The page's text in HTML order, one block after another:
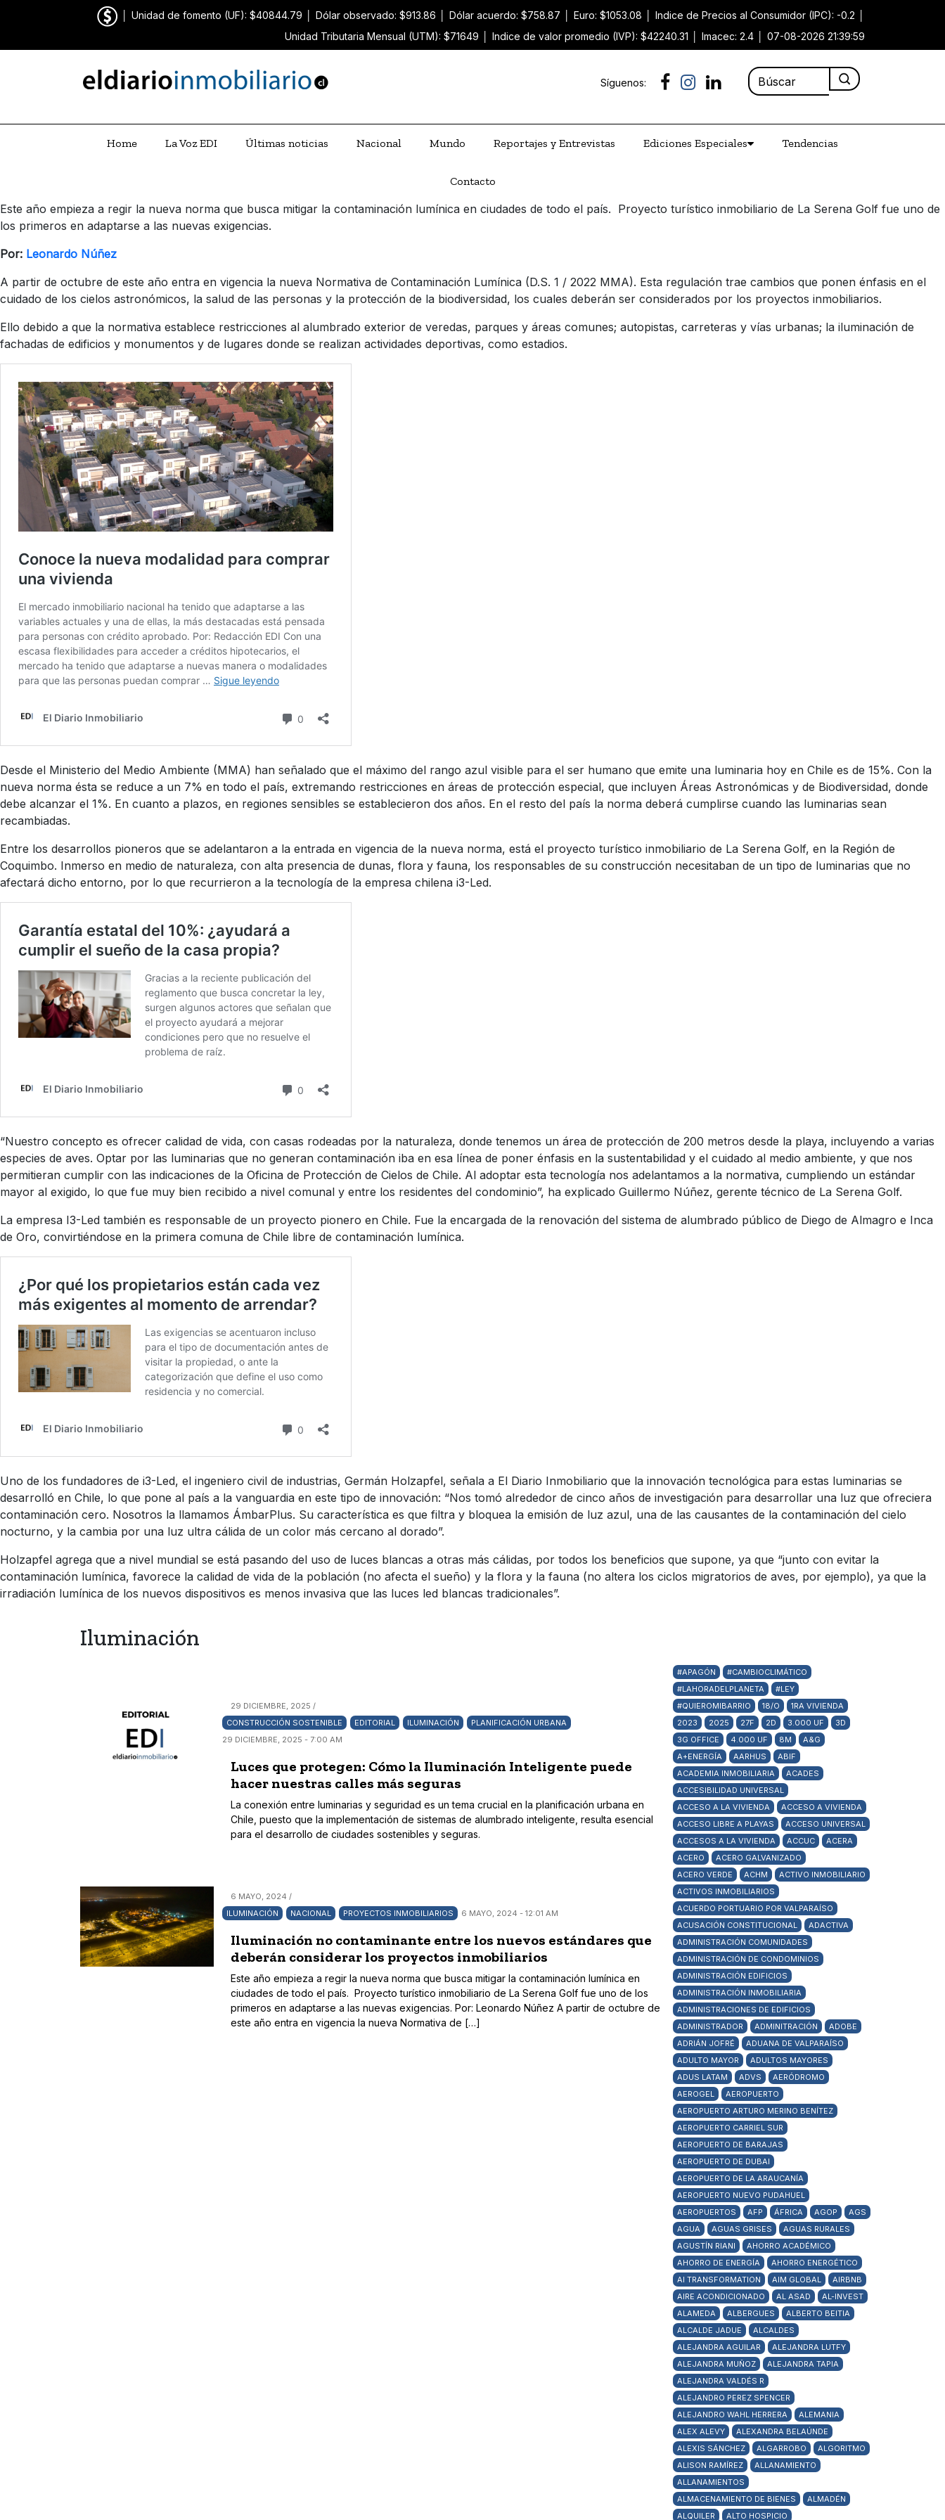
Unidad de fomento (UF): $40844.79 Dólar observado: $913.86 Dólar acuerdo: $758.87 Euro: $1053.08 Indice de Precios al Consumidor (IPC): -0.2
Unidad Tributaria Mensual (UTM): $71649
Indice de valor promedio (IVP): $42240.31 Imacec: 2.4 07-08-2026 21:39:59
Síguenos:
Home La Voz EDI Últimas noticias Nacional Mundo Reportajes y Entrevistas Ediciones Especiales Tendencias
Contacto
Este año empieza a regir la nueva norma que busca mitigar la contaminación lumínica en ciudades de todo el país. Proyecto turístico inmobiliario de La Serena Golf fue uno de
los primeros en adaptarse a las nuevas exigencias.
Por: Leonardo Núñez
A partir de octubre de este año entra en vigencia la nueva Normativa de Contaminación Lumínica (D.S. 1 / 2022 MMA). Esta regulación trae cambios que ponen énfasis en el
cuidado de los cielos astronómicos, la salud de las personas y la protección de la biodiversidad, los cuales deberán ser considerados por los proyectos inmobiliarios.
Ello debido a que la normativa establece restricciones al alumbrado exterior de veredas, parques y áreas comunes; autopistas, carreteras y vías urbanas; la iluminación de
fachadas de edificios y monumentos y de lugares donde se realizan actividades deportivas, como estadios.
Desde el Ministerio del Medio Ambiente (MMA) han señalado que el máximo del rango azul visible para el ser humano que emite una luminaria hoy en Chile es de 15%. Con la
nueva norma ésta se reduce a un 7% en todo el país, extremando restricciones en áreas de protección especial, que incluyen Áreas Astronómicas y de Biodiversidad, donde
debe alcanzar el 1%. En cuanto a plazos, en regiones sensibles se establecieron dos años. En el resto del país la norma deberá cumplirse cuando las luminarias sean
recambiadas.
Entre los desarrollos pioneros que se adelantaron a la entrada en vigencia de la nueva norma, está el proyecto turístico inmobiliario de La Serena Golf, en la Región de
Coquimbo. Inmerso en medio de naturaleza, con alta presencia de dunas, flora y fauna, los responsables de su construcción necesitaban de un tipo de luminarias que no
afectará dicho entorno, por lo que recurrieron a la tecnología de la empresa chilena i3-Led.
“Nuestro concepto es ofrecer calidad de vida, con casas rodeadas por la naturaleza, donde tenemos un área de protección de 200 metros desde la playa, incluyendo a varias
especies de aves. Optar por las luminarias que no generan contaminación iba en esa línea de poner énfasis en la sustentabilidad y el cuidado al medio ambiente, y que nos
permitieran cumplir con las indicaciones de la Oficina de Protección de Cielos de Chile. Al adoptar esta tecnología nos adelantamos a la normativa, cumpliendo un estándar
mayor al exigido, lo que fue muy bien recibido a nivel comunal y entre los residentes del condominio”, ha explicado Guillermo Núñez, gerente técnico de La Serena Golf.
La empresa I3-Led también es responsable de un proyecto pionero en Chile. Fue la encargada de la renovación del sistema de alumbrado público de Diego de Almagro e Inca
de Oro, convirtiéndose en la primera comuna de Chile libre de contaminación lumínica.
Uno de los fundadores de i3-Led, el ingeniero civil de industrias, Germán Holzapfel, señala a El Diario Inmobiliario que la innovación tecnológica para estas luminarias se
desarrolló en Chile, lo que pone al país a la vanguardia en este tipo de innovación: “Nos tomó alrededor de cinco años de investigación para desarrollar una luz que ofreciera
contaminación cero. Nosotros la llamamos ÁmbarPlus. Su característica es que filtra y bloquea la emisión de luz azul, una de las causantes de la contaminación del cielo
nocturno, y la cambia por una luz ultra cálida de un color más cercano al dorado”.
Holzapfel agrega que a nivel mundial se está pasando del uso de luces blancas a otras más cálidas, por todos los beneficios que supone, ya que “junto con evitar la
contaminación lumínica, favorece la calidad de vida de la población (no afecta el sueño) y la flora y la fauna (no altera los ciclos migratorios de aves, por ejemplo), ya que la
irradiación lumínica de los nuevos dispositivos es menos invasiva que las luces led blancas tradicionales”.
Iluminación
29 DICIEMBRE, 2025 /
CONSTRUCCIÓN SOSTENIBLE
EDITORIAL ILUMINACIÓN
PLANIFICACIÓN URBANA
29 DICIEMBRE, 2025 - 7:00 AM
Luces que protegen: Cómo la Iluminación Inteligente puede
hacer nuestras calles más seguras
La conexión entre luminarias y seguridad es un tema crucial en la planificación urbana en
Chile, puesto que la implementación de sistemas de alumbrado inteligente, resulta esencial
para el desarrollo de ciudades sostenibles y seguras.
6 MAYO, 2024 /
ILUMINACIÓN
NACIONAL PROYECTOS INMOBILIARIOS 6 MAYO, 2024 - 12:01 AM
Iluminación no contaminante entre los nuevos estándares que
deberán considerar los proyectos inmobiliarios
Este año empieza a regir la nueva norma que busca mitigar la contaminación lumínica en
ciudades de todo el país. Proyecto turístico inmobiliario de La Serena Golf fue uno de los
primeros en adaptarse a las nuevas exigencias. Por: Leonardo Núñez A partir de octubre de
este año entra en vigencia la nueva Normativa de […]
#APAGÓN
#CAMBIOCLIMÁTICO
#LAHORADELPLANETA
#LEY
#QUIEROMIBARRIO
18/O
1RA VIVIENDA
2023
2025 27F 2D 3.000 UF
3D
3G OFFICE
4.000 UF 8M
A&G
A+ENERGÍA
AARHUS
ABIF
ACADEMIA INMOBILIARIA
ACADES
ACCESIBILIDAD UNIVERSAL
ACCESO A LA VIVIENDA
ACCESO A VIVIENDA
ACCESO LIBRE A PLAYAS
ACCESO UNIVERSAL
ACCESOS A LA VIVIENDA
ACCUC
ACERA
ACERO
ACERO GALVANIZADO
ACERO VERDE
ACHM
ACTIVO INMOBILIARIO
ACTIVOS INMOBILIARIOS
ACUERDO PORTUARIO POR VALPARAÍSO
ACUSACIÓN CONSTITUCIONAL
ADACTIVA
ADMINISTRACIÓN COMUNIDADES
ADMINISTRACIÓN DE CONDOMINIOS
ADMINISTRACIÓN EDIFICIOS
ADMINISTRACIÓN INMOBILIARIA
ADMINISTRACIONES DE EDIFICIOS
ADMINISTRADOR
ADMINITRACIÓN
ADOBE
ADRIÁN JOFRÉ
ADUANA DE VALPARAÍSO
ADULTO MAYOR
ADULTOS MAYORES
ADUS LATAM
ADVS
AERÓDROMO
AEROGEL
AEROPUERTO
AEROPUERTO ARTURO MERINO BENÍTEZ
AEROPUERTO CARRIEL SUR
AEROPUERTO DE BARAJAS
AEROPUERTO DE DUBAI
AEROPUERTO DE LA ARAUCANÍA
AEROPUERTO NUEVO PUDAHUEL
AEROPUERTOS
AFP ÁFRICA AGOP
AGS
AGUA
AGUAS GRISES
AGUAS RURALES
AGUSTÍN RIANI
AHORRO ACADÉMICO
AHORRO DE ENERGÍA
AHORRO ENERGÉTICO
AI TRANSFORMATION
AIM GLOBAL
AIRBNB
AIRE ACONDICIONADO
AL ASAD
AL-INVEST
ALAMEDA
ALBERGUES
ALBERTO BEITIA
ALCALDE JADUE
ALCALDES
ALEJANDRA AGUILAR
ALEJANDRA LUTFY
ALEJANDRA MUÑOZ
ALEJANDRA TAPIA
ALEJANDRA VALDÉS R
ALEJANDRO PEREZ SPENCER
ALEJANDRO WAHL HERRERA
ALEMANIA
ALEX ALEVY
ALEXANDRA BELAÚNDE
ALEXIS SÁNCHEZ
ALGARROBO
ALGORITMO
ALISON RAMÍREZ
ALLANAMIENTO
ALLANAMIENTOS
ALMACENAMIENTO DE BIENES
ALMADÉN
ALQUILER
ALTO HOSPICIO